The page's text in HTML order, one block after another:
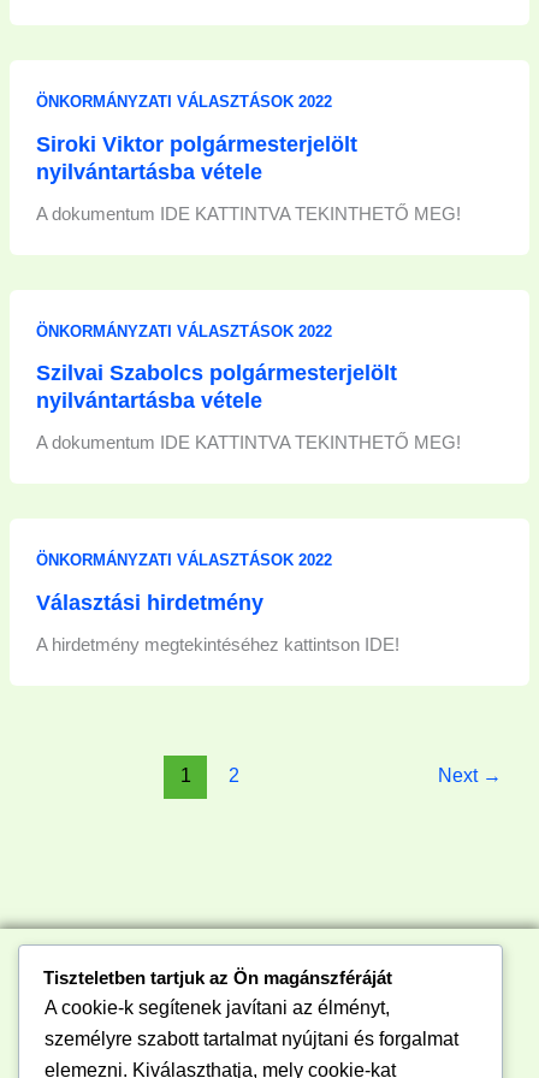
ÖNKORMÁNYZATI VÁLASZTÁSOK 2022
Siroki Viktor polgármesterjelölt
nyilvántartásba vétele
A dokumentum IDE KATTINTVA TEKINTHETŐ MEG!
ÖNKORMÁNYZATI VÁLASZTÁSOK 2022
Szilvai Szabolcs polgármesterjelölt
nyilvántartásba vétele
A dokumentum IDE KATTINTVA TEKINTHETŐ MEG!
ÖNKORMÁNYZATI VÁLASZTÁSOK 2022
Választási hirdetmény
A hirdetmény megtekintéséhez kattintson IDE!
1 2 Next →
Tiszteletben tartjuk az Ön magánszféráját
A cookie-k segítenek javítani az élményt,
személyre szabott tartalmat nyújtani és forgalmat
elemezni. Kiválaszthatja, mely cookie-kat